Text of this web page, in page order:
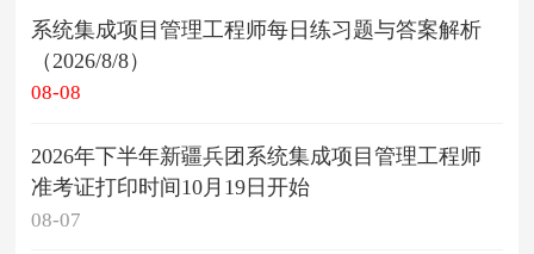
系统集成项目管理工程师每日练习题与答案解析
（2026/8/8）
08-08
2026年下半年新疆兵团系统集成项目管理工程师
准考证打印时间10月19日开始
08-07